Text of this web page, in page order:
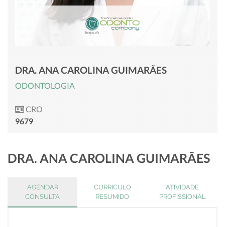
DRA. ANA CAROLINA GUIMARÃES
ODONTOLOGIA
CRO
9679
DRA. ANA CAROLINA GUIMARÃES
AGENDAR
CONSULTA
CURRICULO
RESUMIDO
ATIVIDADE
PROFISSIONAL